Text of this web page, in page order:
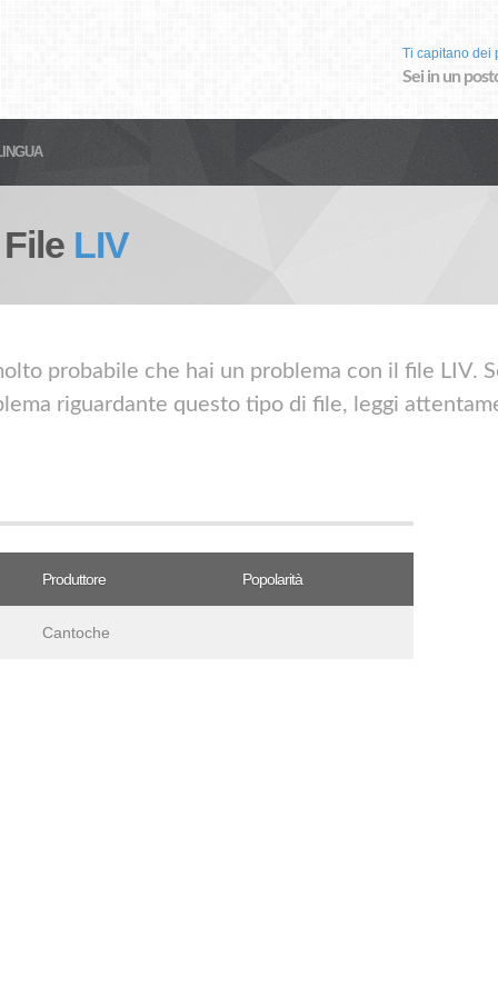
Ti capitano dei
Sei in un
LIV
probabile che hai un problema con il file LIV.
riguardante questo tipo di file, leggi
Produttore Popolarità
Cantoche